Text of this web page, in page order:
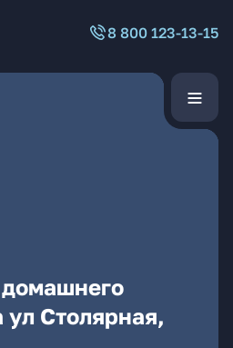
8 800 123-13-15
ул Столярная,